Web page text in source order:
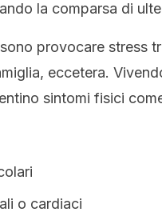
la comparsa di
provocare stress
eccetera.
sintomi fisici
o cardiaci